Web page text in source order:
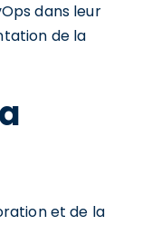
dans leur
de la
et de la